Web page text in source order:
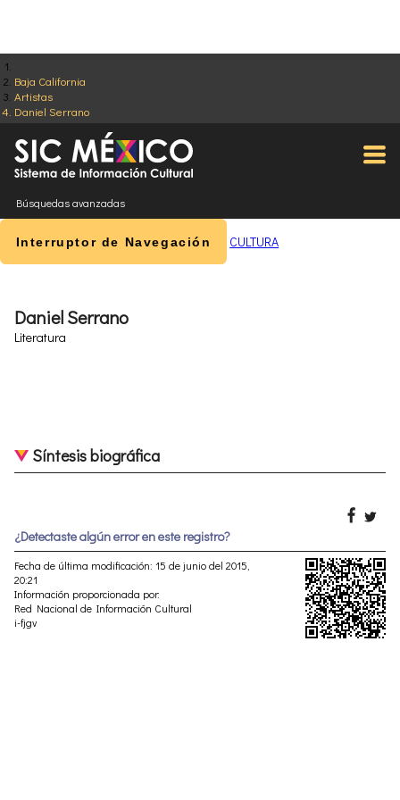
Baja California
Artistas
Daniel Serrano
Búsquedas avanzadas
Interruptor de Navegación CULTURA
Daniel Serrano
Literatura
Síntesis biográfica
¿Detectaste algún error en este registro?
Fecha de última modificación: 15 de junio del 2015,
20:21
Información proporcionada por:
Red Nacional de Información Cultural
i-fjgv